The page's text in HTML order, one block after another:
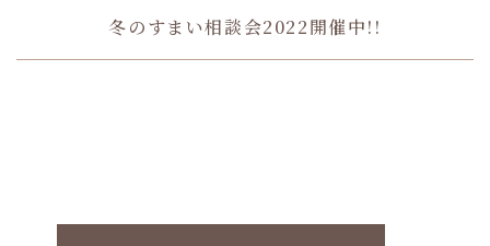
ギャラリー
冬のすまい相談会2022開催中!!